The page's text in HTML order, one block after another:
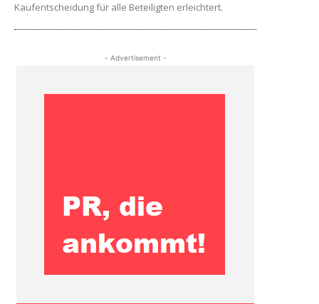
Kaufentscheidung für alle Beteiligten erleichtert.
- Advertisement -